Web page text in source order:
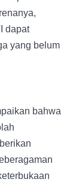
dapat
yang belum
bahwa